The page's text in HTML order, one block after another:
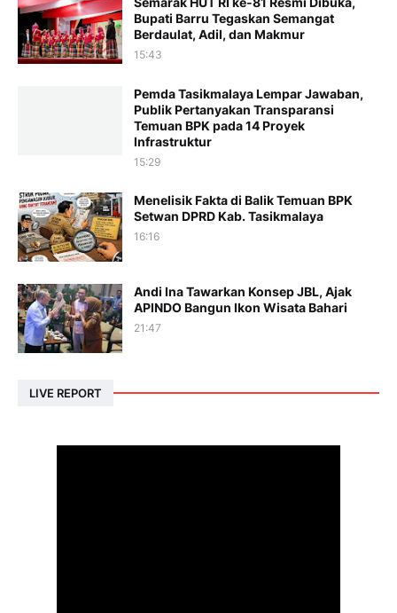
Bupati Barru Tegaskan Semangat
Berdaulat, Adil, dan Makmur
15:43
Pemda Tasikmalaya Lempar Jawaban,
Publik Pertanyakan Transparansi
Temuan BPK pada 14 Proyek
Infrastruktur
15:29
Menelisik Fakta di Balik Temuan BPK
Setwan DPRD Kab. Tasikmalaya
16:16
Andi Ina Tawarkan Konsep JBL, Ajak
APINDO Bangun Ikon Wisata Bahari
21:47
LIVE REPORT